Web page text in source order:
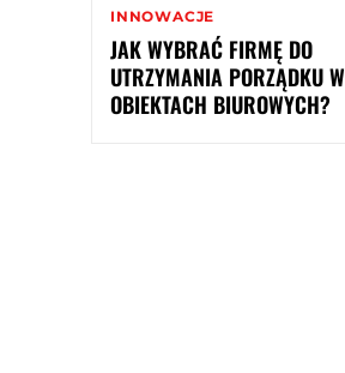
INNOWACJE
JAK WYBRAĆ FIRMĘ DO
UTRZYMANIA PORZĄDKU W
OBIEKTACH BIUROWYCH?